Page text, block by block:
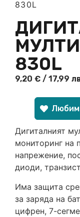
830L
830L
9,20 € / 17,99
Любим
Дигиталният
мониторинг на
напрежение,
диоди,
Има защита
за заряда на
цифрен, 7-